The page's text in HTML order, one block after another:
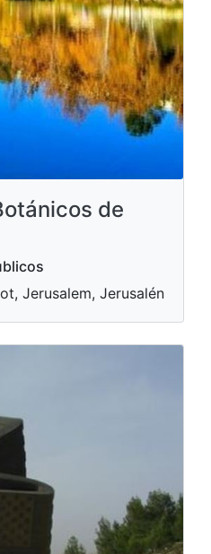
de
Jerusalem, Jerusalén